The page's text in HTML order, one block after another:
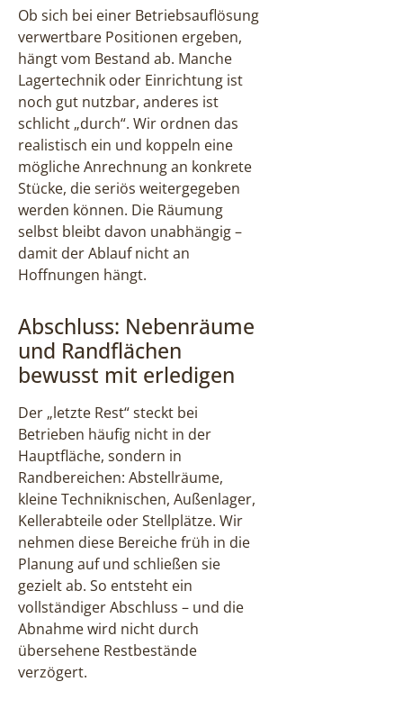
Ob sich bei einer Betriebsauflösung
verwertbare Positionen ergeben,
hängt vom Bestand ab. Manche
Lagertechnik oder Einrichtung ist
noch gut nutzbar, anderes ist
schlicht „durch“. Wir ordnen das
realistisch ein und koppeln eine
mögliche Anrechnung an konkrete
Stücke, die seriös weitergegeben
werden können. Die Räumung
selbst bleibt davon unabhängig –
damit der Ablauf nicht an
Hoffnungen hängt.
Abschluss: Nebenräume
und Randflächen
bewusst mit erledigen
Der „letzte Rest“ steckt bei
Betrieben häufig nicht in der
Hauptfläche, sondern in
Randbereichen: Abstellräume,
kleine Techniknischen, Außenlager,
Kellerabteile oder Stellplätze. Wir
nehmen diese Bereiche früh in die
Planung auf und schließen sie
gezielt ab. So entsteht ein
vollständiger Abschluss – und die
Abnahme wird nicht durch
übersehene Restbestände
verzögert.